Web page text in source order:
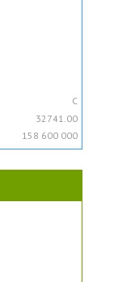
C
32741.00
158 600 000